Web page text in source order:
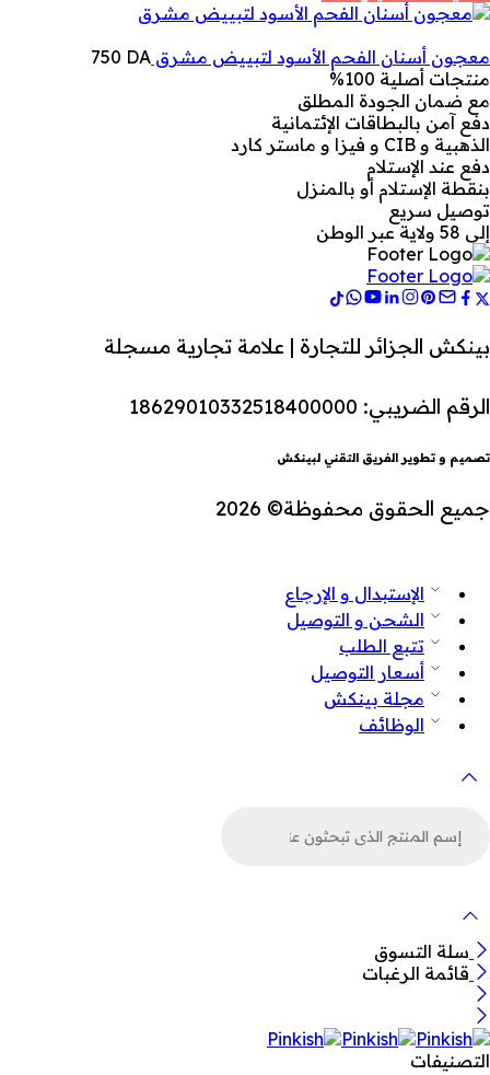
معجون أسنان الفحم الأسود لتبييض مشرق 750 DA
منتجات أصلية 100%
مع ضمان الجودة المطلق
دفع آمن بالبطاقات الإئتمانية
الذهبية و CIB و فيزا و ماستر كارد
دفع عند الإستلام
بنقطة الإستلام أو بالمنزل
توصيل سريع
إلى 58 ولاية عبر الوطن
بينكش الجزائر للتجارة | علامة تجارية مسجلة
الرقم الضريبي: 18629010332518400000
تصميم و تطوير الفريق التقني لبينكش
جميع الحقوق محفوظة© 2026
الإستبدال و الإرجاع
الشحن و التوصيل
تتبع الطلب
أسعار التوصيل
مجلة بينكش
الوظائف
سلة التسوق
قائمة الرغبات
التصنيفات